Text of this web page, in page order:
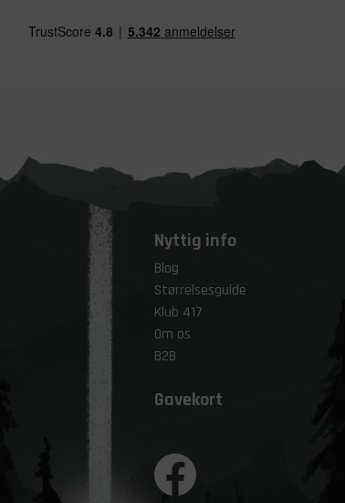
Nyttig info
Blog
Størrelsesguide
Klub 417
Om os
B2B
Gavekort